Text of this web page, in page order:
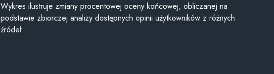
Wykres ilustruje zmiany procentowej oceny końcowej, obliczanej na
podstawie zbiorczej analizy dostępnych opinii użytkowników z różnych
źródeł.